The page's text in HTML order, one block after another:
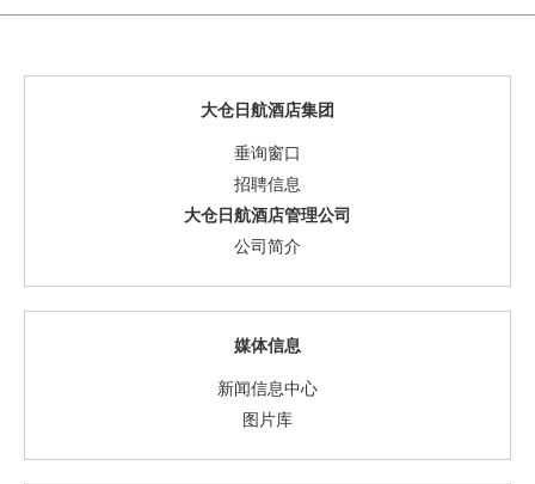
大仓日航酒店集团
垂询窗口
招聘信息
大仓日航酒店管理公司
公司简介
媒体信息
新闻信息中心
图片库